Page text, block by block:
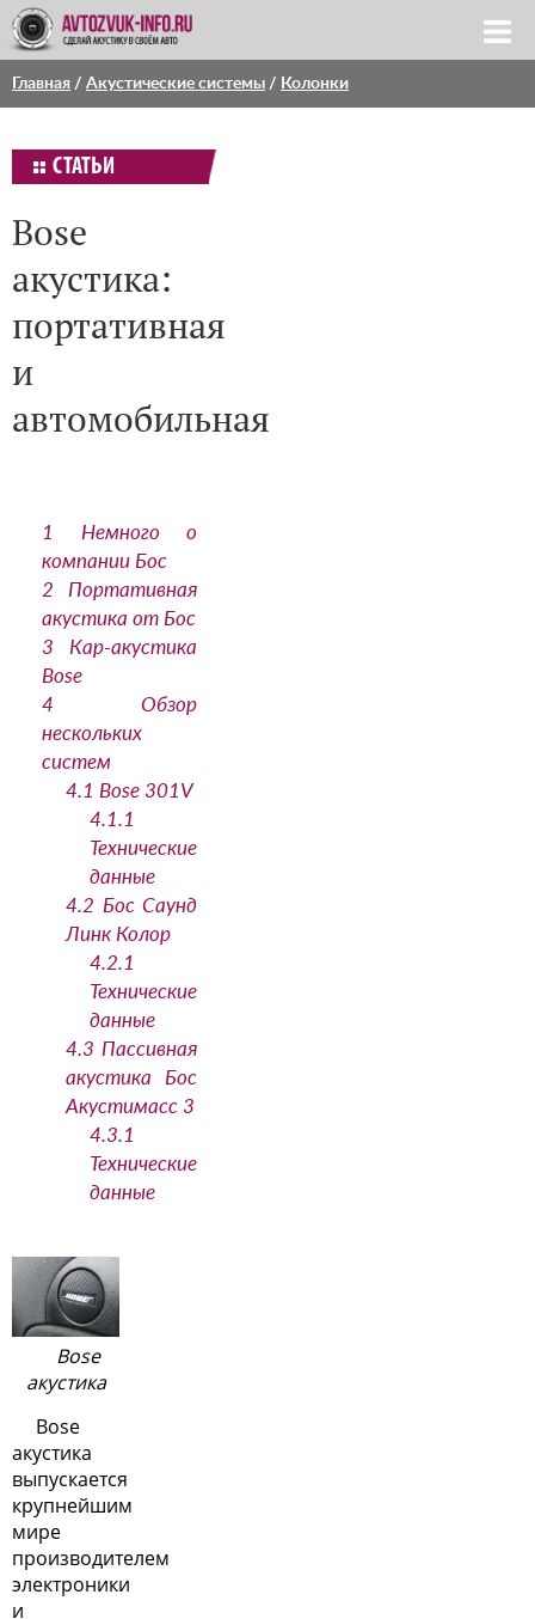
Главная / Акустические системы / Колонки
СТАТЬИ
Bose
акустика:
портативная
и
автомобильная
1
Немного о
компании Бос
2 Портативная
акустика от Бос
3 Кар-акустика
Bose
4 Обзор
нескольких
систем
4.1 Bose 301V
4.1.1
Технические
данные
4.2 Бос Саунд
Линк Колор
4.2.1
Технические
данные
4.3 Пассивная
акустика Бос
Акустимасс 3
4.3.1
Технические
данные
Bose
акустика
Bose
акустика
выпускается
крупнейшим
мире
производителем
электроники
и